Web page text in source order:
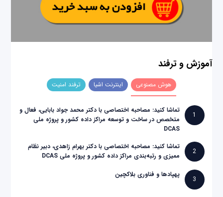
آموزش و ترفند
هوش مصنوعی اینترنت اشیا ترفند امنیت
1
تماشا کنید: مصاحبه اختصاصی با دکتر محمد جواد بابایی، فعال و
متخصص در ساخت و توسعه مراکز داده کشور و پروژه ملی
DCAS
2
تماشا کنید: مصاحبه اختصاصی با دکتر بهرام زاهدی، دبیر نظام
ممیزی و رتبه‌بندی مراکز داده کشور و پروژه ملی DCAS
3
پهپادها و فناوری بلاکچین